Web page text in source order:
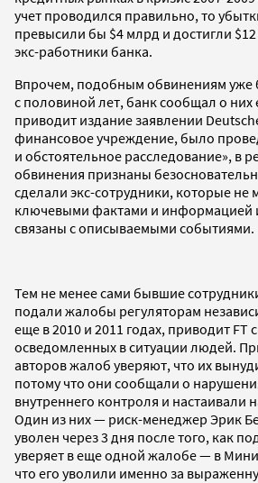
учет проводился правильно, то
превысили бы $4 млрд и достигли
экс-работники банка.
Впрочем, подобным обвинениям уже
с половиной лет, банк сообщал о них
приводит издание заявлении
финансовое учреждение, было
и обстоятельное расследование», в
обвинения признаны
сделали экс-сотрудники, которые не
ключевыми фактами и информацией
связаны с описываемыми событиями.
Тем не менее сами бывшие
подали жалобы регуляторам
еще в 2010 и 2011 годах, приводит FT
осведомленных в ситуации людей.
авторов жалоб уверяют, что их
потому что они сообщали о
внутреннего контроля и настаивали
Один из них — риск-менеджер Эрик
уволен через 3 дня после того, как
уверяет в еще одной жалобе — в
что его уволили именно за